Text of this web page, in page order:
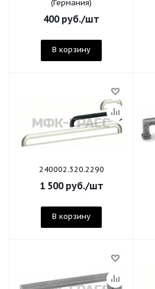
(Германия)
400руб./шт
В корзину
240002.320.2290
1 500руб./шт
В корзину